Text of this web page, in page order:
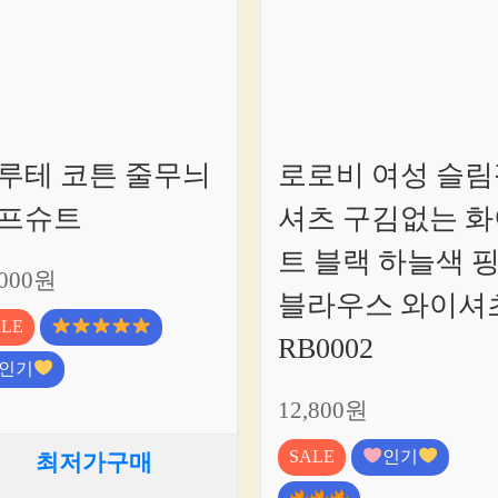
테 코튼 줄무늬
슈트
원
기
최저가구매
로로비 여성 슬림
셔츠 구김없는 화
트 블랙 하늘색
블라우스 와이셔
RB0002
12,800원
SALE 인기